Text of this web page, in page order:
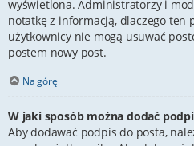
wyświetlona. Administratorzy i
notatkę z informacją, dlaczego ten
użytkownicy nie mogą usuwać
postem nowy post.
Na górę
W jaki sposób można dodać
Aby dodawać podpis do posta,